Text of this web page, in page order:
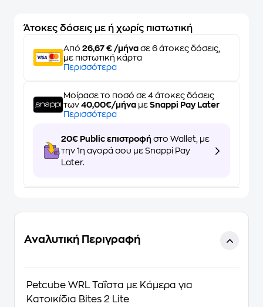
Άτοκες δόσεις με ή χωρίς πιστωτική
Από 26,67 € /μήνα σε 6 άτοκες δόσεις,
με πιστωτική κάρτα
Περισσότερα
Μοίρασε το ποσό σε 4 άτοκες δόσεις
των 40,00€/μήνα με Snappi Pay Later
Περισσότερα
20€ Public επιστροφή στο Wallet, με
την 1η αγορά σου με Snappi Pay
Later.
Αναλυτική Περιγραφή
Petcube WRL Ταΐστα με Κάμερα για
Κατοικίδια Bites 2 Lite